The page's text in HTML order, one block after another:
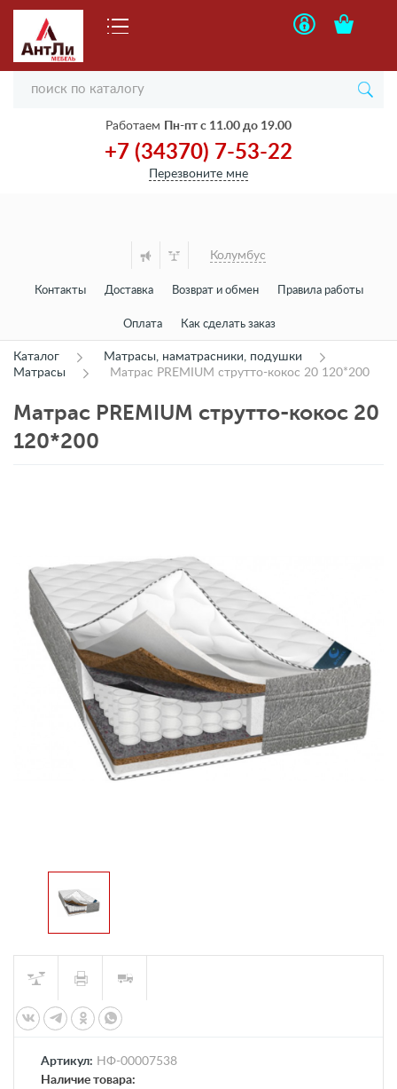
Работаем Пн-пт с 11.00 до 19.00
+7 (34370) 7-53-22
Перезвоните мне
Колумбус
Контакты Доставка Возврат и обмен Правила работы
Оплата Как сделать заказ
Каталог
Матрасы, наматрасники, подушки
Матрасы
Матрас PREMIUM струтто-кокос 20 120*200
Матрас PREMIUM струтто-кокос 20
120*200
Артикул: НФ-00007538
Наличие товара: